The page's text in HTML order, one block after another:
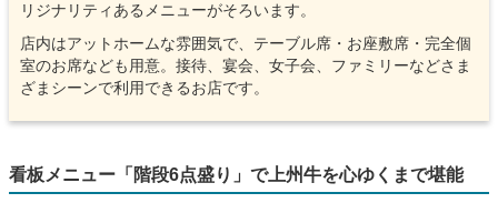
リジナリティあるメニューがそろいます。
店内はアットホームな雰囲気で、テーブル席・お座敷席・完全個
室のお席なども用意。接待、宴会、女子会、ファミリーなどさま
ざまシーンで利用できるお店です。
看板メニュー「階段6点盛り」で上州牛を心ゆくまで堪能